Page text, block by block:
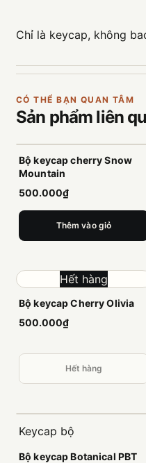
Chỉ là keycap, không
CÓ THỂ BẠN QUAN TÂM
Sản phẩm liên
Bộ keycap cherry Snow
Mountain
500.000₫
Thêm vào giỏ
Hết hàng
Bộ keycap Cherry Olivia
500.000₫
Hết hàng
Keycap bộ
Bộ keycap Botanical PBT